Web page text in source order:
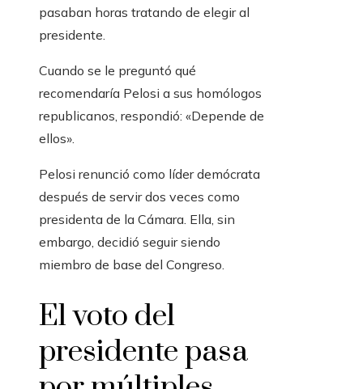
pasaban horas tratando de elegir al
presidente.
Cuando se le preguntó qué
recomendaría Pelosi a sus homólogos
republicanos, respondió: «Depende de
ellos».
Pelosi renunció como líder demócrata
después de servir dos veces como
presidenta de la Cámara. Ella, sin
embargo, decidió seguir siendo
miembro de base del Congreso.
El voto del
presidente pasa